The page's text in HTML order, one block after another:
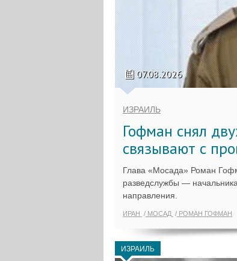
07.08.2026
ИЗРАИЛЬ
Гофман снял
связывают с
Глава «Мосада» Роман
разведслужбы —
направления.
ИРАН МОСАД РОМАН ГОФМАН
ИЗРАИЛЬ